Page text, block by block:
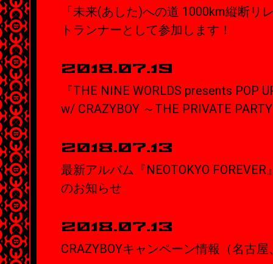
「未来(あした)への道 1000km縦断リ
トランナーとして参加します！
2018.07.19
『THE NINE WORLDS presents POP
w/ CRAZYBOY ～THE PRIVATE
2018.07.13
最新アルバム『NEOTOKYO
のお知らせ
2018.07.13
CRAZYBOYキャンペーン情報（名古